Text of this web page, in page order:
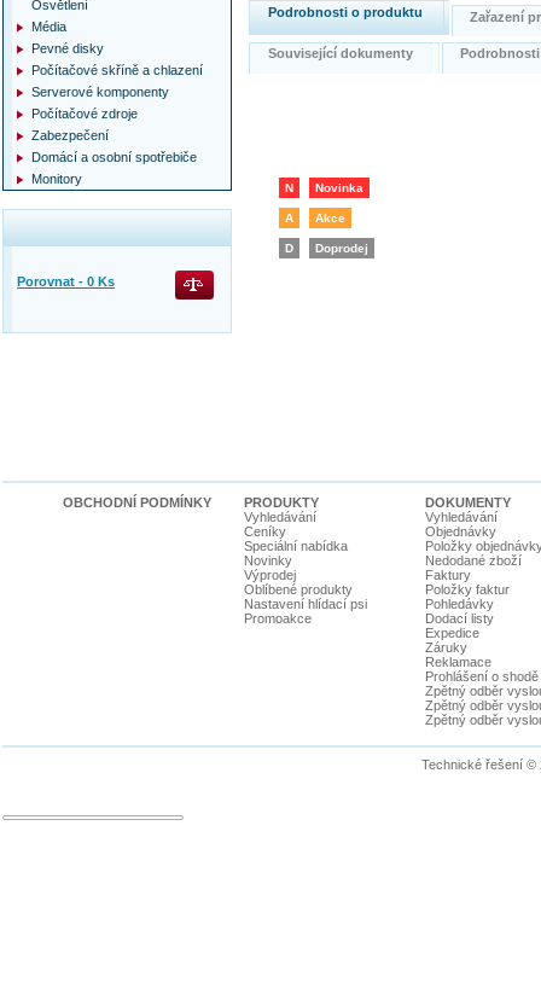
Podrobnosti o produktu Zařazení
Související dokumenty
N Novinka
A Akce
D Doprodej
Osvětlení
Média
Pevné disky
Počítačové skříně a chlazení
Serverové komponenty
Počítačové zdroje
Zabezpečení
Domácí a osobní spotřebiče
Monitory
Porovnat - 0 Ks
OBCHODNÍ PODMÍNKY
PRODUKTY
Vyhledávání
Ceníky
Speciální nabídka
Novinky
Výprodej
Oblíbené produkty
Nastavení hlídací psi
Promoakce
DOKUMENTY
Vyhledávání
Objednávky
Položky
Nedodané zboží
Faktury
Položky faktur
Pohledávky
Dodací listy
Expedice
Záruky
Reklamace
Prohlášení o shodě
Zpětný odběr
Zpětný odběr
Zpětný odběr
Technické řešení ©